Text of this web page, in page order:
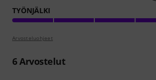
TYÖNJÄLKI
Arvosteluohjeet
6Arvostelut